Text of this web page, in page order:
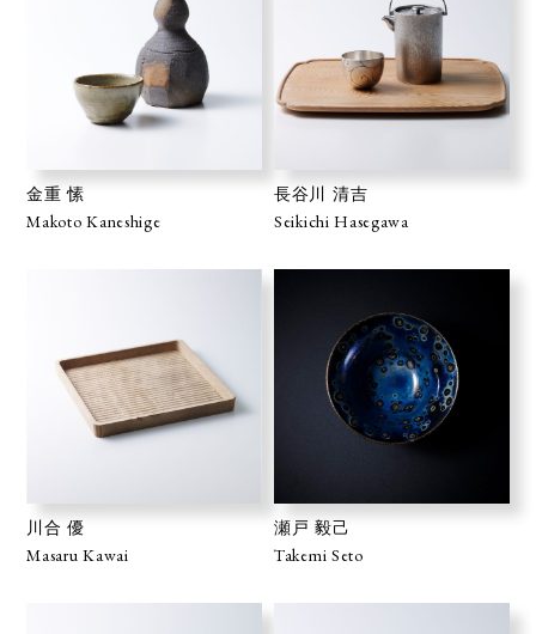
金重 愫
Makoto Kaneshige
長谷川 清吉
Seikichi Hasegawa
川合 優
Masaru Kawai
瀬戸 毅己
Takemi Seto